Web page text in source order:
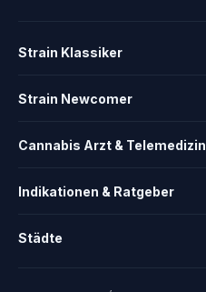
Strain Klassiker
Strain Newcomer
Cannabis Arzt & Telemedizin
Indikationen & Ratgeber
Städte